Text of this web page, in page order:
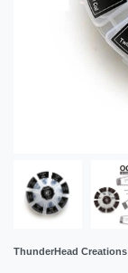
ThunderHead Creations